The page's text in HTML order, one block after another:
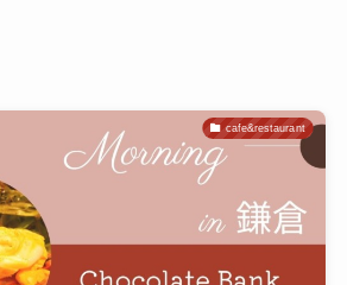
cafe&restaurant